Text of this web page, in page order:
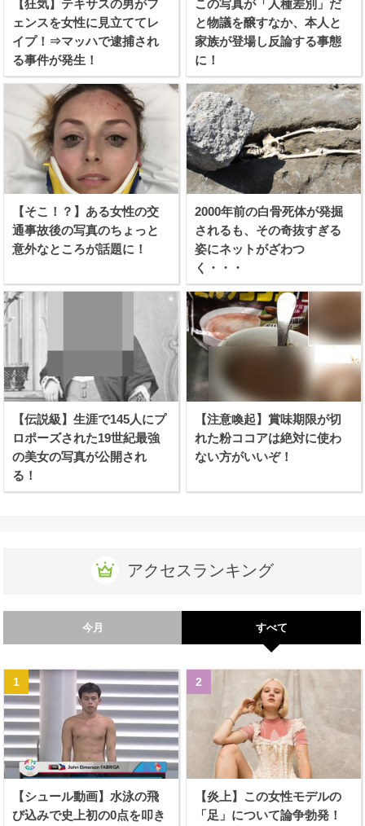
【狂気】テキサスの男がフ
ェンスを女性に見立ててレ
イプ！⇒マッハで逮捕され
る事件が発生！
この写真が「人種差別」だ
と物議を醸すなか、本人と
家族が登場し反論する事態
に！
【そこ！？】ある女性の交
通事故後の写真のちょっと
意外なところが話題に！
2000年前の白骨死体が発掘
されるも、その奇抜すぎる
姿にネットがざわつ
く・・・
【伝説級】生涯で145人にプ
ロポーズされた19世紀最強
の美女の写真が公開され
る！
【注意喚起】賞味期限が切
れた粉ココアは絶対に使わ
ない方がいいぞ！
アクセスランキング
今月 すべて
【シュール動画】水泳の飛
び込みで史上初の0点を叩き
【炎上】この女性モデルの
「足」について論争勃発！